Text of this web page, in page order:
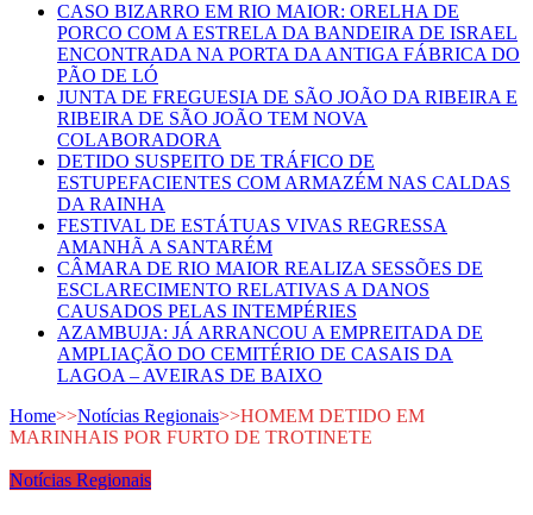
CASO BIZARRO EM RIO MAIOR: ORELHA DE
PORCO COM A ESTRELA DA BANDEIRA DE ISRAEL
ENCONTRADA NA PORTA DA ANTIGA FÁBRICA DO
PÃO DE LÓ
JUNTA DE FREGUESIA DE SÃO JOÃO DA RIBEIRA E
RIBEIRA DE SÃO JOÃO TEM NOVA
COLABORADORA
DETIDO SUSPEITO DE TRÁFICO DE
ESTUPEFACIENTES COM ARMAZÉM NAS CALDAS
DA RAINHA
FESTIVAL DE ESTÁTUAS VIVAS REGRESSA
AMANHÃ A SANTARÉM
CÂMARA DE RIO MAIOR REALIZA SESSÕES DE
ESCLARECIMENTO RELATIVAS A DANOS
CAUSADOS PELAS INTEMPÉRIES
AZAMBUJA: JÁ ARRANCOU A EMPREITADA DE
AMPLIAÇÃO DO CEMITÉRIO DE CASAIS DA
LAGOA – AVEIRAS DE BAIXO
Home>>Notícias Regionais>>HOMEM DETIDO EM
MARINHAIS POR FURTO DE TROTINETE
Notícias Regionais